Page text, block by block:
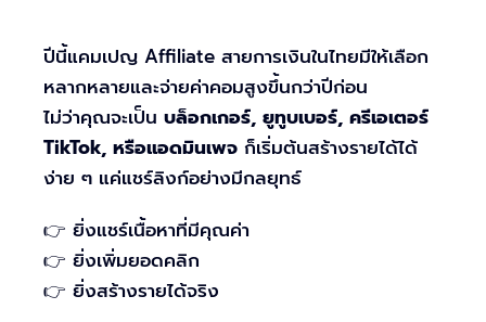
ปีนี้แคมเปญ Affiliate สายการเงินในไทยมีให้เลือก
หลากหลายและจ่ายค่าคอมสูงขึ้นกว่าปีก่อน
ไม่ว่าคุณจะเป็น บล็อกเกอร์, ยูทูบเบอร์, ครีเอเตอร์
TikTok, หรือแอดมินเพจ ก็เริ่มต้นสร้างรายได้ได้
ง่าย ๆ แค่แชร์ลิงก์อย่างมีกลยุทธ์
👉 ยิ่งแชร์เนื้อหาที่มีคุณค่า
👉 ยิ่งเพิ่มยอดคลิก
👉 ยิ่งสร้างรายได้จริง